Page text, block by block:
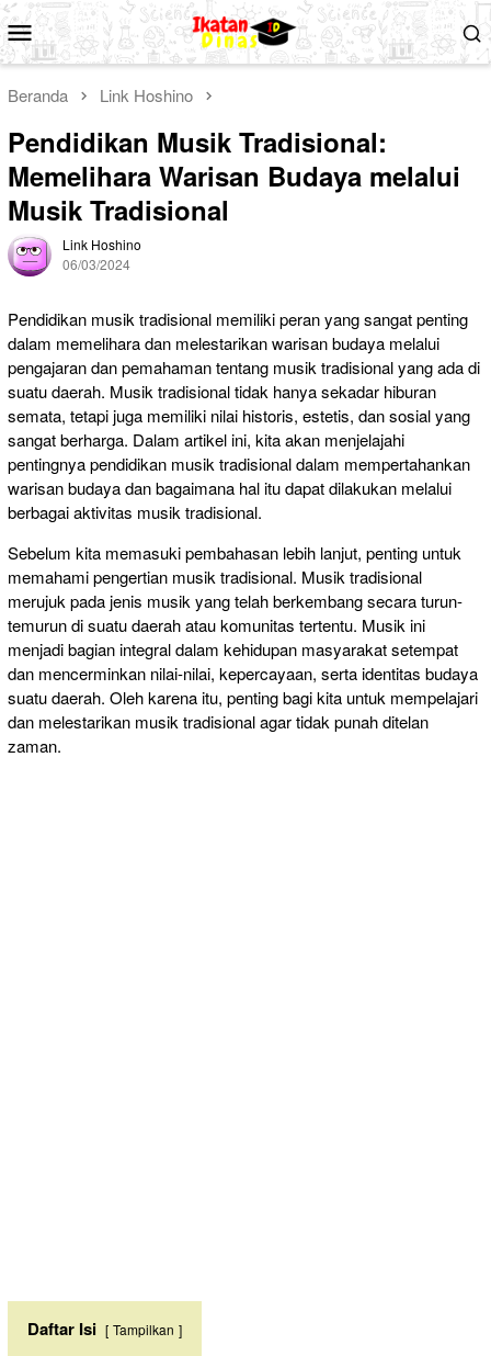
Loncat
ke
konten
Menu
Mobile
Beranda Link Hoshino
Pendidikan Musik Tradisional:
Memelihara Warisan Budaya melalui
Musik Tradisional
Link Hoshino
06/03/2024
Pendidikan musik tradisional memiliki peran yang sangat penting
dalam memelihara dan melestarikan warisan budaya melalui
pengajaran dan pemahaman tentang musik tradisional yang ada di
suatu daerah. Musik tradisional tidak hanya sekadar hiburan
semata, tetapi juga memiliki nilai historis, estetis, dan sosial yang
sangat berharga. Dalam artikel ini, kita akan menjelajahi
pentingnya pendidikan musik tradisional dalam mempertahankan
warisan budaya dan bagaimana hal itu dapat dilakukan melalui
berbagai aktivitas musik tradisional.
Sebelum kita memasuki pembahasan lebih lanjut, penting untuk
memahami pengertian musik tradisional. Musik tradisional
merujuk pada jenis musik yang telah berkembang secara turun-
temurun di suatu daerah atau komunitas tertentu. Musik ini
menjadi bagian integral dalam kehidupan masyarakat setempat
dan mencerminkan nilai-nilai, kepercayaan, serta identitas budaya
suatu daerah. Oleh karena itu, penting bagi kita untuk mempelajari
dan melestarikan musik tradisional agar tidak punah ditelan
zaman.
Daftar Isi Tampilkan